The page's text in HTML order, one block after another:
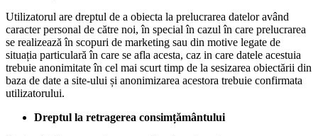
Utilizatorul are dreptul de a obiecta la prelucrarea datelor având
caracter personal de către noi, în special în cazul în care prelucrarea
se realizează în scopuri de marketing sau din motive legate de
situația particulară în care se afla acesta, caz in care datele acestuia
trebuie anonimitate în cel mai scurt timp de la sesizarea obiectării din
baza de date a site-ului și anonimizarea acestora trebuie confirmata
utilizatorului.
Dreptul la retragerea consimțământului